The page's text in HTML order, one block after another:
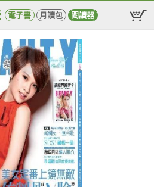
電子書 月讀包 閱讀器